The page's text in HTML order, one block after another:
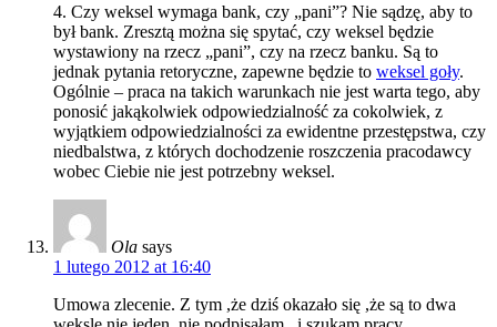
4. Czy weksel wymaga bank, czy „pani”? Nie sądzę, aby to
był bank. Zresztą można się spytać, czy weksel będzie
wystawiony na rzecz „pani”, czy na rzecz banku. Są to
jednak pytania retoryczne, zapewne będzie to weksel goły.
Ogólnie – praca na takich warunkach nie jest warta tego, aby
ponosić jakąkolwiek odpowiedzialność za cokolwiek, z
wyjątkiem odpowiedzialności za ewidentne przestępstwa, czy
niedbalstwa, z których dochodzenie roszczenia pracodawcy
wobec Ciebie nie jest potrzebny weksel.
Ola says
1 lutego 2012 at 16:40
Umowa zlecenie. Z tym ,że dziś okazało się ,że są to dwa